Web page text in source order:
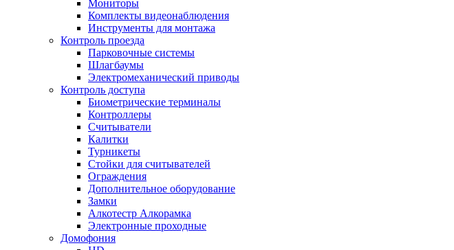
Мониторы
Комплекты видеонаблюдения
Инструменты для монтажа
Контроль проезда
Парковочные системы
Шлагбаумы
Электромеханический приводы
Контроль доступа
Биометрические терминалы
Контроллеры
Считыватели
Калитки
Турникеты
Стойки для считывателей
Ограждения
Дополнительное оборудование
Замки
Алкотестр Алкорамка
Электронные проходные
Домофония